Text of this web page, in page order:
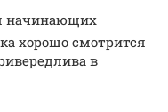
начинающих
хорошо смотрится
в